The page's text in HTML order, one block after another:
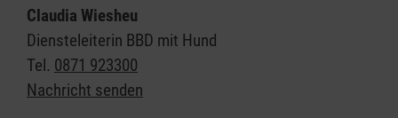
Freude bereiten.
Hier in Ort pflegen wir Kooperationen mit bsp. Name
Senioreneinrichtung/Jugendeinrichtung oder
besuchen Privathaushalte.
Claudia Wiesheu
Diensteleiterin BBD mit Hund
Tel. 0871 923300
Nachricht senden